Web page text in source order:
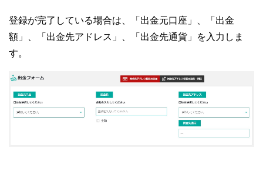
登録が完了している場合は、「出金元口座」、「出金
額」、「出金先アドレス」、「出金先通貨」を入力しま
す。